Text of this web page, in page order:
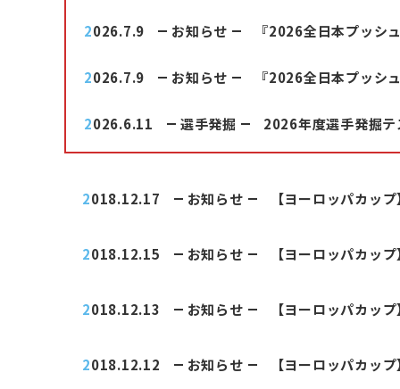
2026.7.9 お知らせ 『2026全日本プッシ
2026.7.9 お知らせ 『2026全日本プッシ
2026.6.11 選手発掘 2026年度選手発掘
2018.12.17 お知らせ 【ヨーロッパカッ
2018.12.15 お知らせ 【ヨーロッパカッ
2018.12.13 お知らせ 【ヨーロッパカッ
2018.12.12 お知らせ 【ヨーロッパカッ